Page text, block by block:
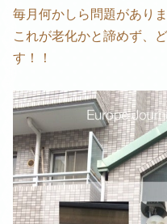
毎月何かしら問題がありま
これが老化かと諦めず、
す！！